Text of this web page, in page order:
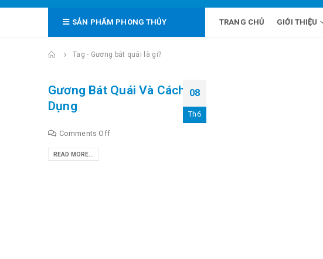
SẢN PHẨM PHONG THỦY TRANG CHỦ GIỚI THIỆU
Tag - Gương bát quái là gi?
08
Th6
Gương Bát Quái Và Cách Sử
Dụng
Comments Off
READ MORE...